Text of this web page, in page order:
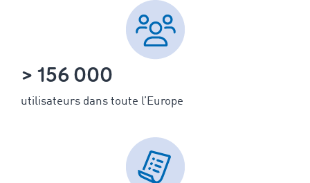
> 156 000
utilisateurs dans toute l’Europe